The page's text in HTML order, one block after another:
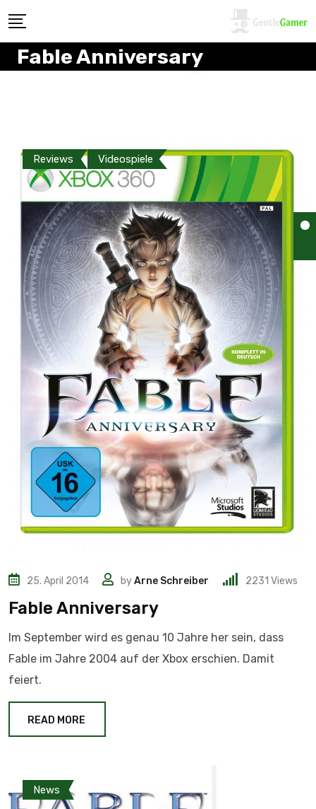
Fable Anniversary
Reviews Videospiele
25. April 2014 byArne Schreiber 2231 Views
Fable Anniversary
Im September wird es genau 10 Jahre her sein, dass
Fable im Jahre 2004 auf der Xbox erschien. Damit
feiert.
READ MORE
News